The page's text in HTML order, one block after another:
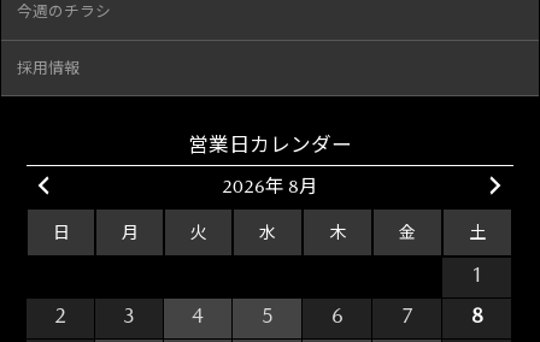
今週のチラシ
採用情報
営業日カレンダー
2026年 8月
日 月 火 水 木 金 土
1
2
3 4 5 6 7
8